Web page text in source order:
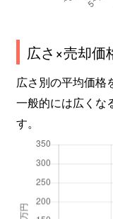
広さ×売却価
広さ別の平均価格
一般的には広くな
す。